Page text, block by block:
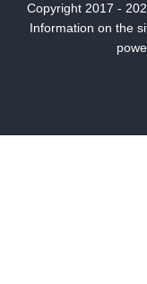
ミステリー
Copyright 2017 -
Information on the